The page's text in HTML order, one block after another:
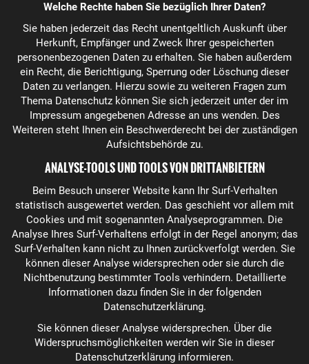
Welche Rechte haben Sie bezüglich Ihrer Daten?
Sie haben jederzeit das Recht unentgeltlich Auskunft über
Herkunft, Empfänger und Zweck Ihrer gespeicherten
personenbezogenen Daten zu erhalten. Sie haben außerdem
ein Recht, die Berichtigung, Sperrung oder Löschung dieser
Daten zu verlangen. Hierzu sowie zu weiteren Fragen zum
Thema Datenschutz können Sie sich jederzeit unter der im
Impressum angegebenen Adresse an uns wenden. Des
Weiteren steht Ihnen ein Beschwerderecht bei der zuständigen
Aufsichtsbehörde zu.
ANALYSE-TOOLS UND TOOLS VON DRITTANBIETERN
Beim Besuch unserer Website kann Ihr Surf-Verhalten
statistisch ausgewertet werden. Das geschieht vor allem mit
Cookies und mit sogenannten Analyseprogrammen. Die
Analyse Ihres Surf-Verhaltens erfolgt in der Regel anonym; das
Surf-Verhalten kann nicht zu Ihnen zurückverfolgt werden. Sie
können dieser Analyse widersprechen oder sie durch die
Nichtbenutzung bestimmter Tools verhindern. Detaillierte
Informationen dazu finden Sie in der folgenden
Datenschutzerklärung.
Sie können dieser Analyse widersprechen. Über die
Widerspruchsmöglichkeiten werden wir Sie in dieser
Datenschutzerklärung informieren.